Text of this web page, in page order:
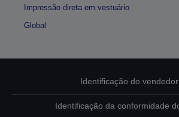
Impressão direta em vestuário
Global
Identificação do vendedor
Identificação da conformidade